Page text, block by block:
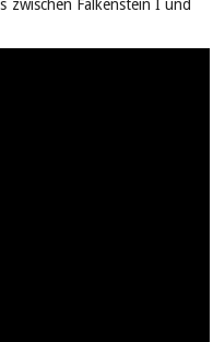
zwischen Falkenstein I und